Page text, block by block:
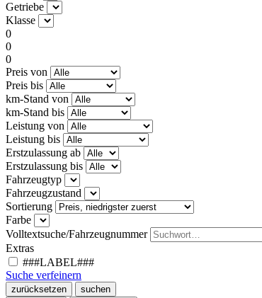
Getriebe
Klasse
0
0
0
Preis von
Preis bis
km-Stand von
km-Stand bis
Leistung von
Leistung bis
Erstzulassung ab
Erstzulassung bis
Fahrzeugtyp
Fahrzeugzustand
Sortierung
Farbe
Volltextsuche/Fahrzeugnummer
Extras
###LABEL###
Suche verfeinern
zurücksetzen
suchen